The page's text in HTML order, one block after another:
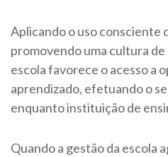
Aplicando o uso consciente
promovendo uma cultura
escola favorece o acesso a
aprendizado, efetuando o
enquanto instituição de
Quando a gestão da escola